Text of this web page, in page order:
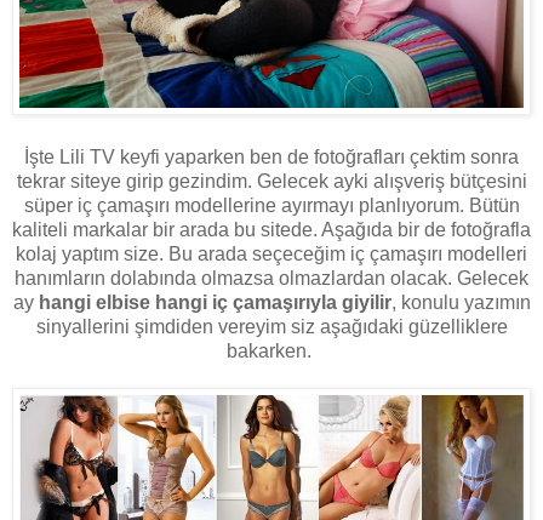
İşte Lili TV keyfi yaparken ben de fotoğrafları çektim sonra
tekrar siteye girip gezindim. Gelecek ayki alışveriş bütçesini
süper iç çamaşırı modellerine ayırmayı planlıyorum. Bütün
kaliteli markalar bir arada bu sitede. Aşağıda bir de fotoğrafla
kolaj yaptım size. Bu arada seçeceğim iç çamaşırı modelleri
hanımların dolabında olmazsa olmazlardan olacak. Gelecek
ay hangi elbise hangi iç çamaşırıyla giyilir, konulu yazımın
sinyallerini şimdiden vereyim siz aşağıdaki güzelliklere
bakarken.